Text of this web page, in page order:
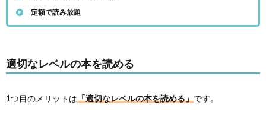
定額で読み放題
適切なレベルの本を読める
1つ目のメリットは 「適切なレベルの本を読める」 です。